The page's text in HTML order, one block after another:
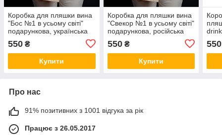
Коробка для пляшки вина
"Бос №1 в усьому світі"
подарункова, українська
550 ₴
Купити
Коробка для пляшки вина
"Свекор №1 в усьому світі"
подарункова, російська
550₴
Купити
550
Про нас
91% позитивних з 1001 відгука за рік
Працює з 26.05.2017